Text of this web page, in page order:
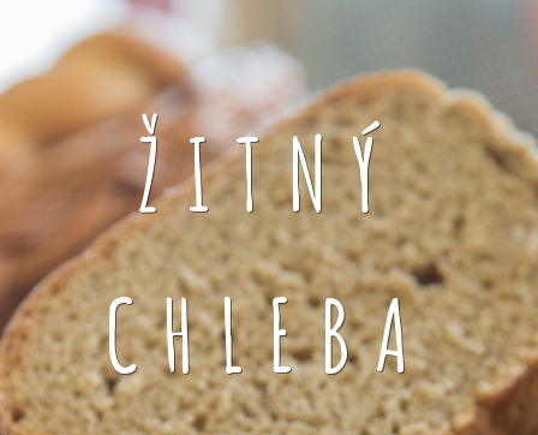
ŽITNÝ
CHLEBA